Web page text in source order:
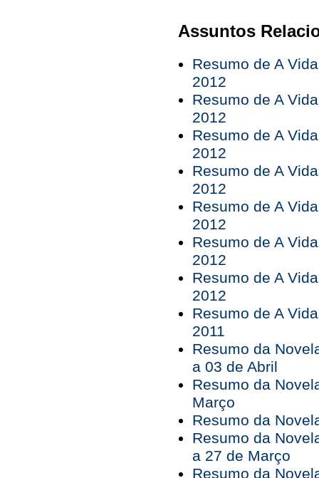
Assuntos
Resumo de A
2012
Resumo de A
2012
Resumo de A
2012
Resumo de A
2012
Resumo de A
2012
Resumo de A
2012
Resumo de A
2012
Resumo de A
2011
Resumo da
a 03 de Abril
Resumo da
Março
Resumo da
Resumo da
a 27 de Março
Resumo da